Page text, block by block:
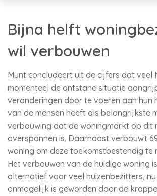
Bijna helft
wil verbouwen
Munt concludeert uit de cijfers dat veel
momenteel de ontstane situatie
veranderingen door te voeren aan hun
van de mensen heeft als belangrijkste
verbouwing dat de woningmarkt op dit
overspannen is. Daarnaast verbouwt
woning om deze toekomstbestendig te
Het verbouwen van de huidige woning
alternatief voor veel huizenbezitters,
onmogelijk is geworden door de